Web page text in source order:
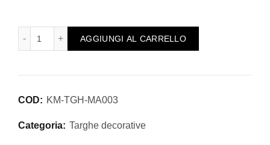
Targhetta regalo per la mamma tema bambino in auto
AGGIUNGI AL CARRELLO
COD: KM-TGH-MA003
Categoria: Targhe decorative